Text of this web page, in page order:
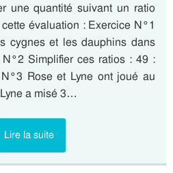
une quantité suivant un ratio
évaluation : Exercice N°1
cygnes et les dauphins dans
Simplifier ces ratios : 49 :
Rose et Lyne ont joué au
a misé 3…
Lire la suite